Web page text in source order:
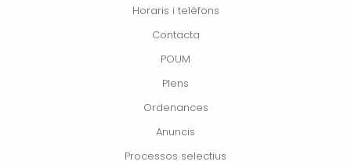
Horaris i telèfons
Contacta
POUM
Plens
Ordenances
Anuncis
Processos selectius